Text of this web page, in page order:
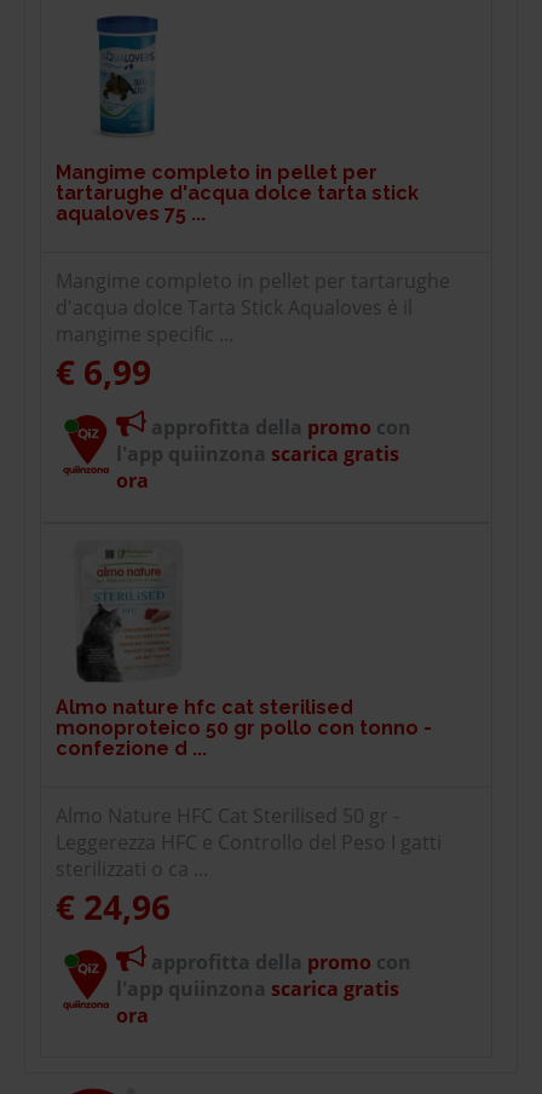
Mangime completo in pellet per
tartarughe d'acqua dolce tarta stick
aqualoves 75 ...
Mangime completo in pellet per tartarughe
d'acqua dolce Tarta Stick Aqualoves è il
mangime specific ...
€ 6,99
approfitta della promo con
l'app quiinzona scarica gratis
ora
Almo nature hfc cat sterilised
monoproteico 50 gr pollo con tonno -
confezione d ...
Almo Nature HFC Cat Sterilised 50 gr -
Leggerezza HFC e Controllo del Peso I gatti
sterilizzati o ca ...
€ 24,96
approfitta della promo con
l'app quiinzona scarica gratis
ora